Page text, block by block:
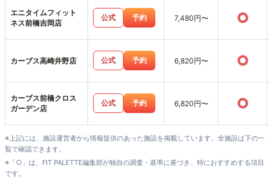
エニタイムフィット
ネス前橋吉岡店
公式 予約 7,480円〜 ○
カーブス高崎井野店 公式 予約 6,820円〜 ○
カーブス前橋クロス
ガーデン店
公式 予約 6,820円〜 ○
※上記には、施設運営者から情報提供のあった施設を掲載しています。全施設は下の一
覧で確認できます。
※「○」は、FIT PALETTE編集部が独自の調査・基準に基づき、特におすすめする項目
です。